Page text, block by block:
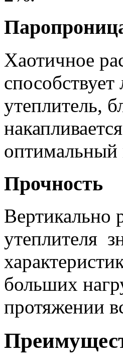
Хаотичное
утеплитель,
Прочность
Вертикально
утеплителя
больших
протяжении